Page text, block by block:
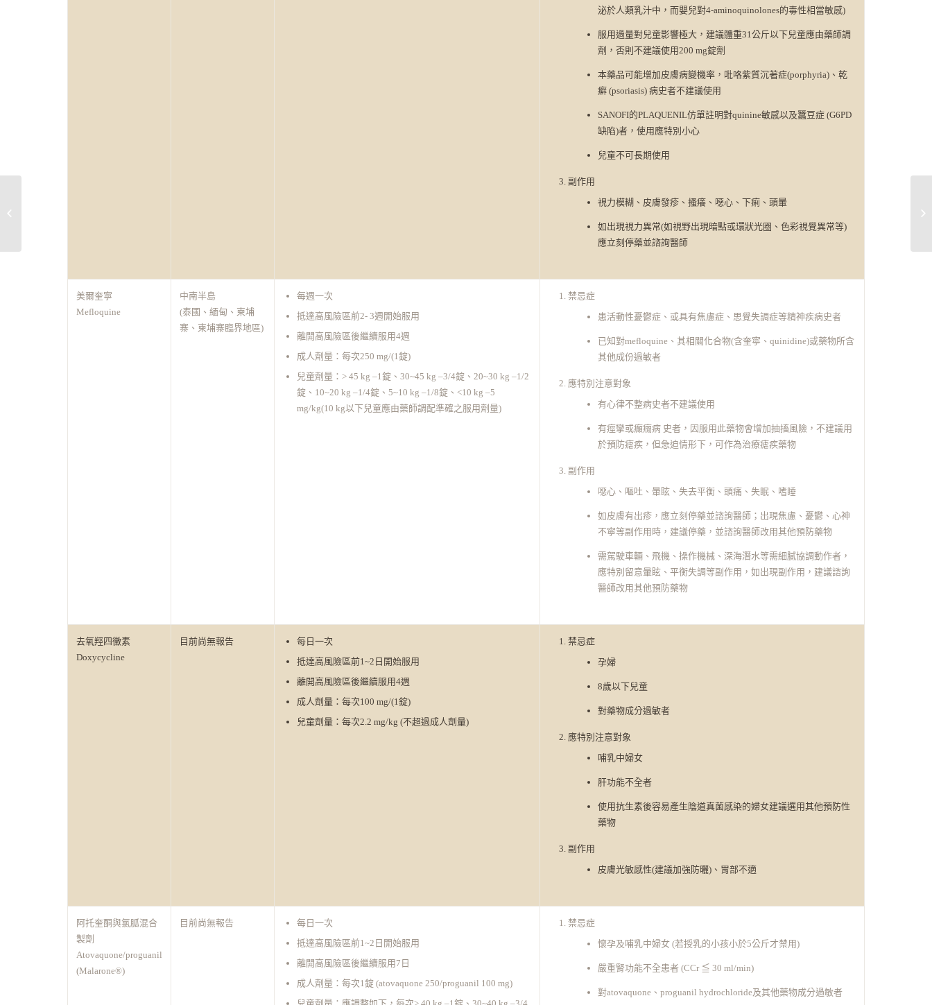
泌於人類乳汁中，而嬰兒對4-aminoquinolones的毒性相當敏感)
服用過量對兒童影響極大，建議體重31公斤以下兒童應由藥師調
劑，否則不建議使用200 mg錠劑
本藥品可能增加皮膚病變機率，吡咯紫質沉著症(porphyria)、乾
癬 (psoriasis) 病史者不建議使用
SANOFI的PLAQUENIL仿單註明對quinine敏感以及蠶豆症 (G6PD
缺陷)者，使用應特別小心
兒童不可長期使用
副作用
視力模糊、皮膚發疹、搔癢、噁心、下痢、頭暈
如出現視力異常(如視野出現暗點或環狀光圈、色彩視覺異常等)
應立刻停藥並諮詢醫師
美爾奎寧
Mefloquine
中南半島
(泰國、緬甸、柬埔
寨、柬埔寨臨界地區)
每週一次
抵達高風險區前2- 3週開始服用
離開高風險區後繼續服用4週
成人劑量：每次250 mg/(1錠)
兒童劑量：> 45 kg –1錠、30~45 kg –3/4錠、20~30 kg –1/2
錠、10~20 kg –1/4錠、5~10 kg –1/8錠、<10 kg –5
mg/kg(10 kg以下兒童應由藥師調配準確之服用劑量)
禁忌症
患活動性憂鬱症、或具有焦慮症、思覺失調症等精神疾病史者
已知對mefloquine、其相關化合物(含奎寧、quinidine)或藥物所含
其他成份過敏者
應特別注意對象
有心律不整病史者不建議使用
有痙攣或癲癇病 史者，因服用此藥物會增加抽搐風險，不建議用
於預防瘧疾，但急迫情形下，可作為治療瘧疾藥物
副作用
噁心、嘔吐、暈眩、失去平衡、頭痛、失眠、嗜睡
如皮膚有出疹，應立刻停藥並諮詢醫師；出現焦慮、憂鬱、心神
不寧等副作用時，建議停藥，並諮詢醫師改用其他預防藥物
需駕駛車輛、飛機、操作機械、深海潛水等需細膩協調動作者，
應特別留意暈眩、平衡失調等副作用，如出現副作用，建議諮詢
醫師改用其他預防藥物
去氧羥四黴素
Doxycycline
目前尚無報告
每日一次
抵達高風險區前1~2日開始服用
離開高風險區後繼續服用4週
成人劑量：每次100 mg/(1錠)
兒童劑量：每次2.2 mg/kg (不超過成人劑量)
禁忌症
孕婦
8歲以下兒童
對藥物成分過敏者
應特別注意對象
哺乳中婦女
肝功能不全者
使用抗生素後容易產生陰道真菌感染的婦女建議選用其他預防性
藥物
副作用
皮膚光敏感性(建議加強防曬)、胃部不適
阿托奎酮與氯胍混合
製劑
Atovaquone/proguanil
(Malarone®)
目前尚無報告
每日一次
抵達高風險區前1~2日開始服用
離開高風險區後繼續服用7日
成人劑量：每次1錠 (atovaquone 250/proguanil 100 mg)
禁忌症
懷孕及哺乳中婦女 (若授乳的小孩小於5公斤才禁用)
嚴重腎功能不全患者 (CCr ≦ 30 ml/min)
對atovaquone、proguanil hydrochloride及其他藥物成分過敏者